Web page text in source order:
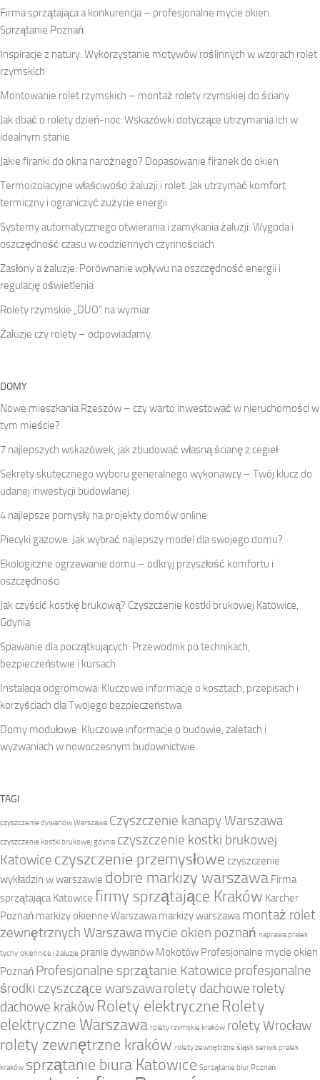
Firma sprzątająca a konkurencja – profesjonalne mycie okien.
Sprzątanie Poznań
Inspiracje z natury: Wykorzystanie motywów roślinnych w wzorach rolet
rzymskich
Montowanie rolet rzymskich – montaż rolety rzymskiej do ściany
Jak dbać o rolety dzień-noc: Wskazówki dotyczące utrzymania ich w
idealnym stanie
Jakie firanki do okna narożnego? Dopasowanie firanek do okien
Termoizolacyjne właściwości żaluzji i rolet: Jak utrzymać komfort
termiczny i ograniczyć zużycie energii
Systemy automatycznego otwierania i zamykania żaluzji: Wygoda i
oszczędność czasu w codziennych czynnościach
Zasłony a żaluzje: Porównanie wpływu na oszczędność energii i
regulację oświetlenia
Rolety rzymskie „DUO” na wymiar
Żaluzje czy rolety – odpowiadamy.
DOMY
Nowe mieszkania Rzeszów – czy warto inwestować w nieruchomości w
tym mieście?
7 najlepszych wskazówek, jak zbudować własną ścianę z cegieł
Sekrety skutecznego wyboru generalnego wykonawcy – Twój klucz do
udanej inwestycji budowlanej
4 najlepsze pomysły na projekty domów online
Piecyki gazowe: Jak wybrać najlepszy model dla swojego domu?
Ekologiczne ogrzewanie domu – odkryj przyszłość komfortu i
oszczędności
Jak czyścić kostkę brukową? Czyszczenie kostki brukowej Katowice,
Gdynia
Spawanie dla początkujących: Przewodnik po technikach,
bezpieczeństwie i kursach
Instalacja odgromowa: Kluczowe informacje o kosztach, przepisach i
korzyściach dla Twojego bezpieczeństwa
Domy modułowe: Kluczowe informacje o budowie, zaletach i
wyzwaniach w nowoczesnym budownictwie
TAGI
czyszczenie dywanów Warszawa Czyszczenie kanapy Warszawa
czyszczenie kostki brukowej gdynia czyszczenie kostki brukowej
Katowice czyszczenie przemysłowe czyszczenie
wykładzin w warszawie dobre markizy warszawa Firma
sprzątająca Katowice firmy sprzątające Kraków Karcher
Poznań markizy okienne Warszawa markizy warszawa montaż rolet
zewnętrznych Warszawamycie okien poznań naprawa pralek
tychy okiennice i żaluzje pranie dywanów Mokotów Profesjonalne mycie okien
Poznań Profesjonalne sprzątanie Katowice profesjonalne
środki czyszczące warszawarolety dachowe rolety
dachowe kraków Rolety elektryczne Rolety
elektryczne Warszawa rolety rzymskie kraków rolety Wrocław
rolety zewnętrzne kraków rolety zewnętrzne śląsk serwis pralek
kraków sprzątanie biura Katowice Sprzątanie biur Poznań